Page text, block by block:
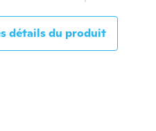
détails du produit